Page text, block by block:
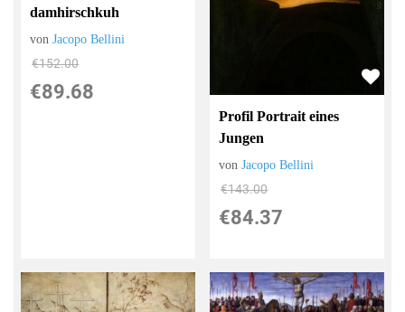
damhirschkuh
vonJacopo Bellini
€152.00
€89.68
Profil Portrait eines
Jungen
vonJacopo Bellini
€143.00
€84.37